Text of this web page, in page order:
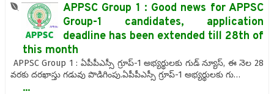
APPSC Group 1 : Good news for APPSC
Group-1 candidates, application
deadline has been extended till 28th of
this month
APPSC Group 1 : ఏపీపీఎస్సీ గ్రూప్-1 అభ్యర్థులకు గుడ్ న్యూస్, ఈ నెల 28
వరకు దరఖాస్తు గడువు పొడిగింపు.ఏపీపీఎస్సీ గ్రూప్-1 అభ్యర్థులకు గు…
...